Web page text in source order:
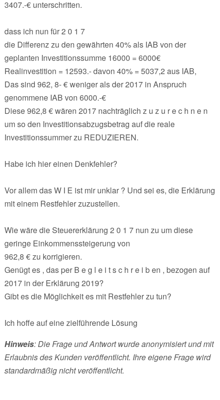
3407.-€ unterschritten.
dass ich nun für 2 0 1 7
die Differenz zu den gewährten 40% als IAB von der
geplanten Investitionssumme 16000 = 6000€
Realinvestition = 12593.- davon 40% = 5037,2 aus IAB,
Das sind 962, 8- € weniger als der 2017 in Anspruch
genommene IAB von 6000.-€
Diese 962,8 € wären 2017 nachträglich z u z u r e c h n e n
um so den Investitionsabzugsbetrag auf die reale
Investitionssummer zu REDUZIEREN.
Habe ich hier einen Denkfehler?
Vor allem das W I E ist mir unklar ? Und sei es, die Erklärung
mit einem Restfehler zuzustellen.
Wie wäre die Steuererklärung 2 0 1 7 nun zu um diese
geringe Einkommenssteigerung von
962,8 € zu korrigieren.
Genügt es , das per B e g l e i t s c h r e i b en , bezogen auf
2017 in der Erklärung 2019?
Gibt es die Möglichkeit es mit Restfehler zu tun?
Ich hoffe auf eine zielführende Lösung
Hinweis: Die Frage und Antwort wurde anonymisiert und mit
Erlaubnis des Kunden veröffentlicht. Ihre eigene Frage wird
standardmäßig nicht veröffentlicht.